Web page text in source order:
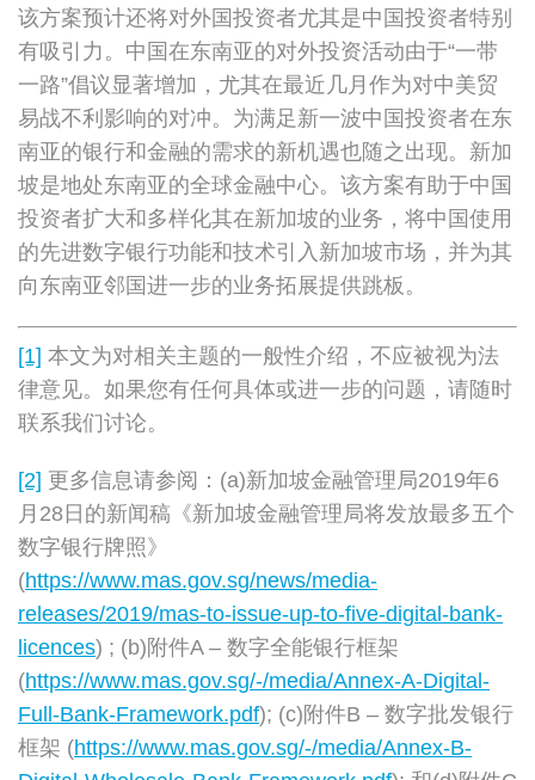
该方案预计还将对外国投资者尤其是中国投资者特别
有吸引力。中国在东南亚的对外投资活动由于“一带
一路”倡议显著增加，尤其在最近几月作为对中美贸
易战不利影响的对冲。为满足新一波中国投资者在东
南亚的银行和金融的需求的新机遇也随之出现。新加
坡是地处东南亚的全球金融中心。该方案有助于中国
投资者扩大和多样化其在新加坡的业务，将中国使用
的先进数字银行功能和技术引入新加坡市场，并为其
向东南亚邻国进一步的业务拓展提供跳板。
[1] 本文为对相关主题的一般性介绍，不应被视为法
律意见。如果您有任何具体或进一步的问题，请随时
联系我们讨论。
[2] 更多信息请参阅：(a)新加坡金融管理局2019年6
月28日的新闻稿《新加坡金融管理局将发放最多五个
数字银行牌照》
(https://www.mas.gov.sg/news/media-
releases/2019/mas-to-issue-up-to-five-digital-bank-
licences) ; (b)附件A – 数字全能银行框架
(https://www.mas.gov.sg/-/media/Annex-A-Digital-
Full-Bank-Framework.pdf); (c)附件B – 数字批发银行
框架 (https://www.mas.gov.sg/-/media/Annex-B-